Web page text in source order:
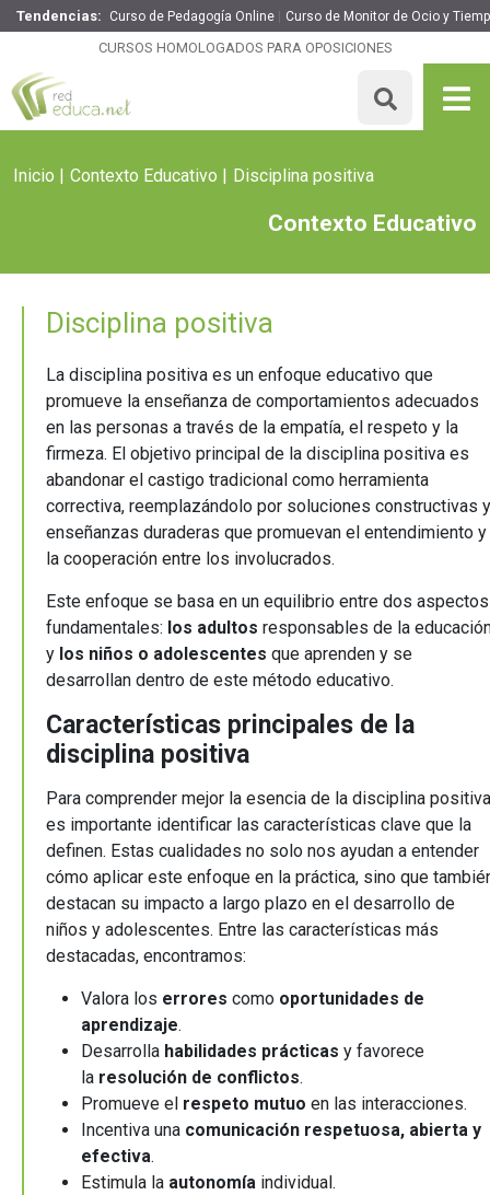
Tendencias: Curso de Pedagogía Online Curso de Monitor de Ocio y
CURSOS HOMOLOGADOS PARA OPOSICIONES
Inicio Contexto Educativo Disciplina positiva
Contexto Educativo
Disciplina positiva
La disciplina positiva es un enfoque educativo que
promueve la enseñanza de comportamientos adecuados
en las personas a través de la empatía, el respeto y la
firmeza. El objetivo principal de la disciplina positiva es
abandonar el castigo tradicional como herramienta
correctiva, reemplazándolo por soluciones constructivas y
enseñanzas duraderas que promuevan el entendimiento y
la cooperación entre los involucrados.
Este enfoque se basa en un equilibrio entre dos aspectos
fundamentales: los adultos responsables de la
y los niños o adolescentes que aprenden y se
desarrollan dentro de este método educativo.
Características principales de la
disciplina positiva
Para comprender mejor la esencia de la disciplina
es importante identificar las características clave que la
definen. Estas cualidades no solo nos ayudan a entender
cómo aplicar este enfoque en la práctica, sino que
destacan su impacto a largo plazo en el desarrollo de
niños y adolescentes. Entre las características más
destacadas, encontramos:
Valora los errores como oportunidades de
aprendizaje.
Desarrolla habilidades prácticas y favorece
la resolución de conflictos.
Promueve el respeto mutuo en las interacciones.
Incentiva una comunicación respetuosa, abierta y
efectiva.
Estimula la autonomía individual.